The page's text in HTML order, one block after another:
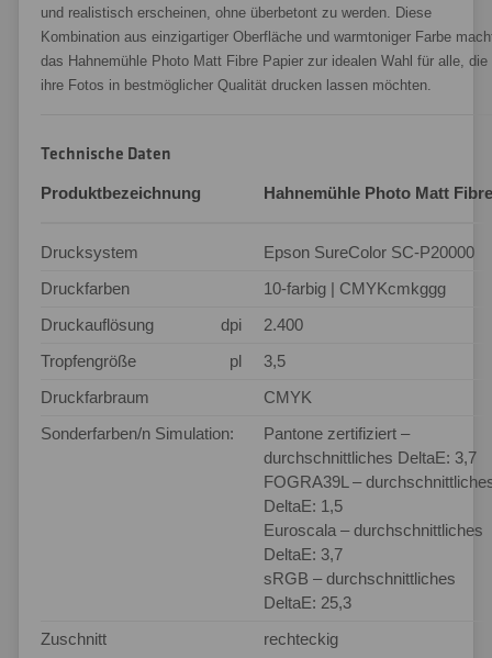
und realistisch erscheinen, ohne überbetont zu werden. Diese
Kombination aus einzigartiger Oberfläche und warmtoniger Farbe
das Hahnemühle Photo Matt Fibre Papier zur idealen Wahl für alle, die
ihre Fotos in bestmöglicher Qualität drucken lassen möchten.
Technische Daten
Produktbezeichnung Hahnemühle Photo Matt Fibre
Drucksystem
Epson SureColor SC-P20000
Druckfarben
10-farbig | CMYKcmkggg
Druckauflösung
dpi
2.400
Tropfengröße
pl
3,5
Druckfarbraum
CMYK
Sonderfarben/n Simulation:
Pantone zertifiziert –
durchschnittliches DeltaE: 3,7
FOGRA39L –
DeltaE: 1,5
Euroscala – durchschnittliches
DeltaE: 3,7
sRGB – durchschnittliches
DeltaE: 25,3
Zuschnitt
rechteckig